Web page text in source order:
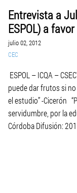
Entrevista a
ESPOL) a favor de los novatos ESPOL, ICQA,
CSECT,
julio 02, 2012
CEC
ESPOL – ICQA –
puede dar frutos si
el estudio” -Cicerón
servidumbre, por la
Córdoba Difusión: